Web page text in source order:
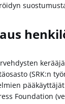
(SRK:n
Foundation